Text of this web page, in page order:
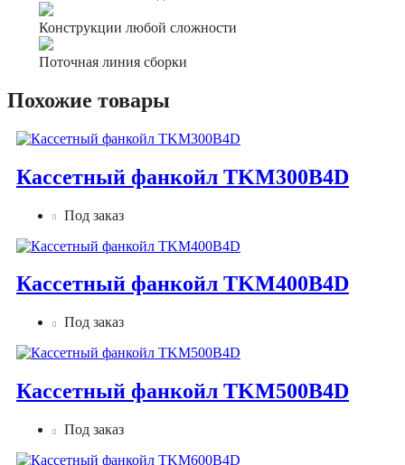
Конструкции любой сложности
Поточная линия сборки
Похожие товары
Кассетный фанкойл TKM300B4D
Под заказ
Кассетный фанкойл TKM400B4D
Под заказ
Кассетный фанкойл TKM500B4D
Под заказ